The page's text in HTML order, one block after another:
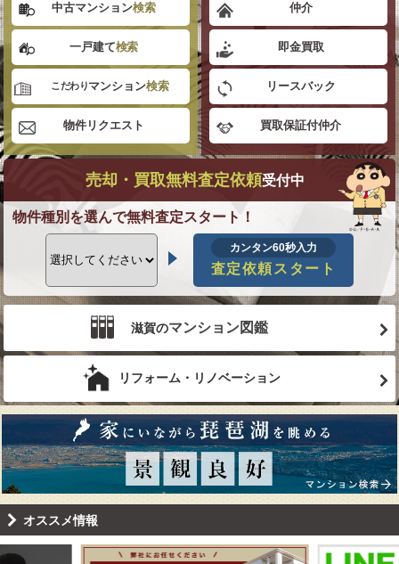
中古マンション検索
一戸建て検索
こだわりマンション検索
物件リクエスト
仲介
即金買取
リースバック
買取保証付仲介
売却・買取無料査定依頼受付中
物件種別を選んで無料査定スタート！
カンタン60秒入力
査定依頼スタート
滋賀のマンション図鑑
リフォーム・リノベーション
オススメ情報